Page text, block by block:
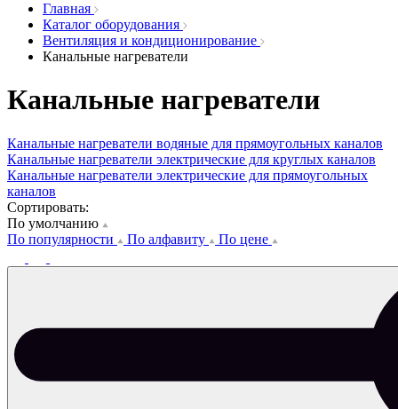
Главная
Каталог оборудования
Вентиляция и кондиционирование
Канальные нагреватели
Канальные нагреватели
Канальные нагреватели водяные для прямоугольных каналов
Канальные нагреватели электрические для круглых каналов
Канальные нагреватели электрические для прямоугольных
каналов
Сортировать:
По умолчанию
По популярности
По алфавиту По цене